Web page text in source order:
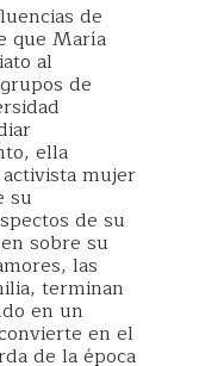
de
que María
al
de
ella
mujer
su
de su
sobre su
las
terminan
en un
en el
de la época